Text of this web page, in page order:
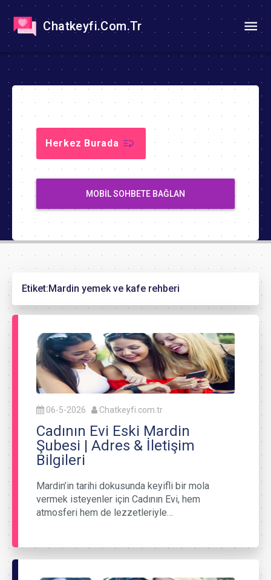
Chatkeyfi.Com.Tr
Herkez Burada
MOBIL SOHBETE BAĞLAN
Etiket:Mardin yemek ve kafe rehberi
06-5-2026 Chatkeyfi.com.tr
Cadının Evi Eski Mardin
Şubesi | Adres & İletişim
Bilgileri
Mardin’in tarihi dokusunda keyifli bir mola
vermek isteyenler için Cadının Evi, hem
atmosferi hem de lezzetleriyle…